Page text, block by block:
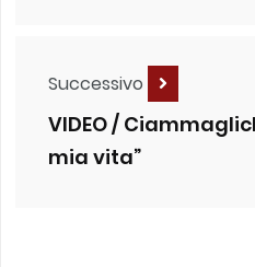
Successivo
VIDEO /
mia vita”